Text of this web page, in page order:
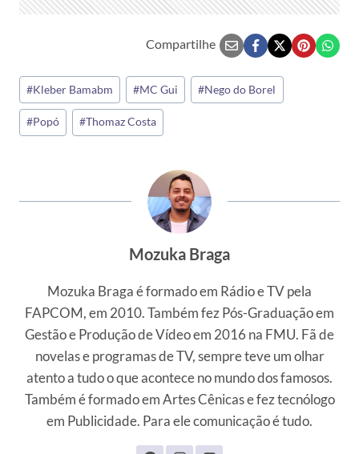
Compartilhe
Tags
do
Post:
#Kleber Bamabm #MC Gui #Nego do Borel
#Popó #Thomaz Costa
Mozuka Braga
Mozuka Braga é formado em Rádio e TV pela
FAPCOM, em 2010. Também fez Pós-Graduação em
Gestão e Produção de Vídeo em 2016 na FMU. Fã de
novelas e programas de TV, sempre teve um olhar
atento a tudo o que acontece no mundo dos famosos.
Também é formado em Artes Cênicas e fez tecnólogo
em Publicidade. Para ele comunicação é tudo.